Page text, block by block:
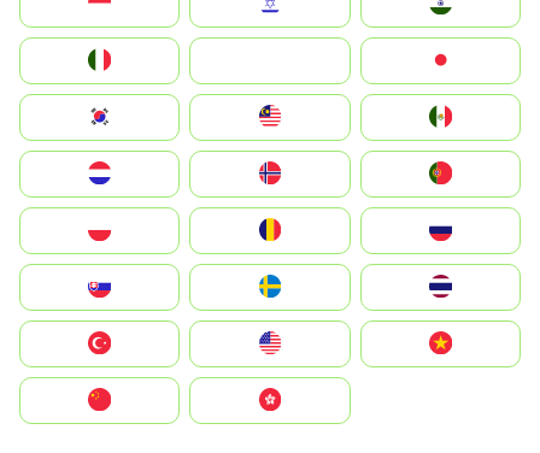
South Korea
United States
中國香港特別行政區